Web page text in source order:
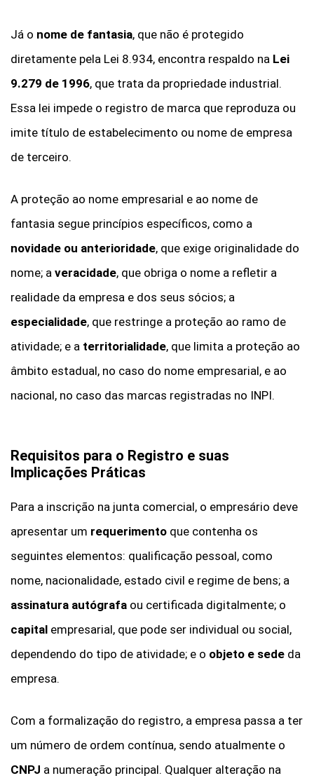
Já o nome de fantasia, que não é protegido
diretamente pela Lei 8.934, encontra respaldo na Lei
9.279 de 1996, que trata da propriedade industrial.
Essa lei impede o registro de marca que reproduza ou
imite título de estabelecimento ou nome de empresa
de terceiro.
A proteção ao nome empresarial e ao nome de
fantasia segue princípios específicos, como a
novidade ou anterioridade, que exige originalidade do
nome; a veracidade, que obriga o nome a refletir a
realidade da empresa e dos seus sócios; a
especialidade, que restringe a proteção ao ramo de
atividade; e a territorialidade, que limita a proteção ao
âmbito estadual, no caso do nome empresarial, e ao
nacional, no caso das marcas registradas no INPI.
Requisitos para o Registro e suas
Implicações Práticas
Para a inscrição na junta comercial, o empresário deve
apresentar um requerimento que contenha os
seguintes elementos: qualificação pessoal, como
nome, nacionalidade, estado civil e regime de bens; a
assinatura autógrafa ou certificada digitalmente; o
capital empresarial, que pode ser individual ou social,
dependendo do tipo de atividade; e o objeto e sede da
empresa.
Com a formalização do registro, a empresa passa a ter
um número de ordem contínua, sendo atualmente o
CNPJ a numeração principal. Qualquer alteração na